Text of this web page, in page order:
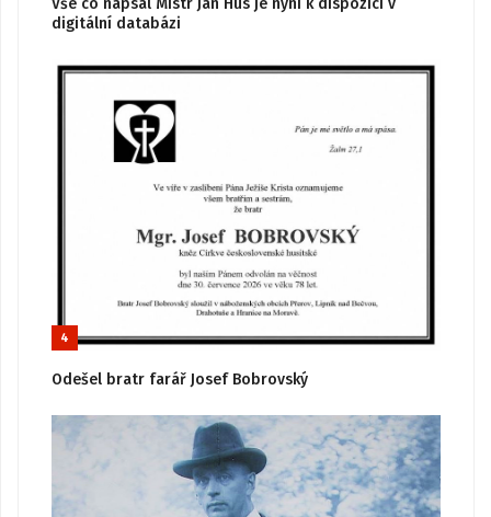
Vše co napsal Mistr Jan Hus je nyní k dispozici v
digitální databázi
4
Odešel bratr farář Josef Bobrovský